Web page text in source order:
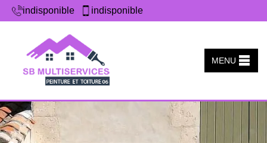
indisponible indisponible
MENU